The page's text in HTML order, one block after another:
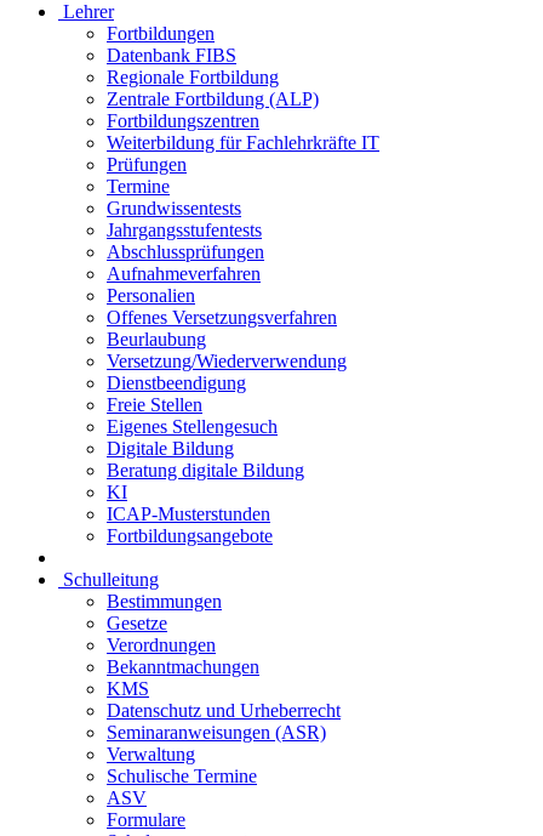
Lehrer
Fortbildungen
Datenbank FIBS
Regionale Fortbildung
Zentrale Fortbildung (ALP)
Fortbildungszentren
Weiterbildung für Fachlehrkräfte IT
Prüfungen
Termine
Grundwissentests
Jahrgangsstufentests
Abschlussprüfungen
Aufnahmeverfahren
Personalien
Offenes Versetzungsverfahren
Beurlaubung
Versetzung/Wiederverwendung
Dienstbeendigung
Freie Stellen
Eigenes Stellengesuch
Digitale Bildung
Beratung digitale Bildung
KI
ICAP-Musterstunden
Fortbildungsangebote
Schulleitung
Bestimmungen
Gesetze
Verordnungen
Bekanntmachungen
KMS
Datenschutz und Urheberrecht
Seminaranweisungen (ASR)
Verwaltung
Schulische Termine
ASV
Formulare